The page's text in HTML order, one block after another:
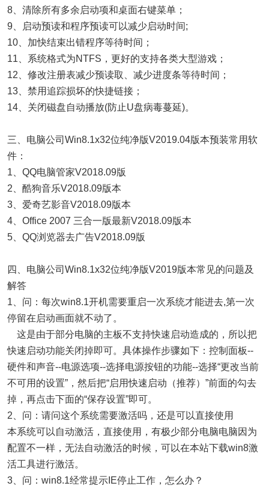
8、清除所有多余启动项和桌面右键菜单；
9、启动预读和程序预读可以减少启动时间;
10、加快结束出错程序等待时间；
11、系统格式为NTFS，更好的支持各类大型游戏；
12、修改注册表减少预读取、减少进度条等待时间；
13、禁用追踪损坏的快捷链接；
14、关闭磁盘自动播放(防止U盘病毒蔓延)。
三、电脑公司Win8.1x32位纯净版V2019.04版本预装常用软
件：
1、QQ电脑管家V2018.09版
2、酷狗音乐V2018.09版本
3、爱奇艺影音V2018.09版本
4、Office 2007 三合一版最新V2018.09版本
5、QQ浏览器去广告V2018.09版
四、电脑公司Win8.1x32位纯净版V2019版本常见的问题及
解答
1、问：每次win8.1开机需要重启一次系统才能进去,第一次
停留在启动画面就不动了。
这是由于部分电脑的主板不支持快速启动造成的，所以把
快速启动功能关闭掉即可。具体操作步骤如下：控制面板--
硬件和声音--电源选项--选择电源按钮的功能--选择“更改当前
不可用的设置”，然后把“启用快速启动（推荐）”前面的勾去
掉，再点击下面的“保存设置”即可。
2、问：请问这个系统需要激活吗，还是可以直接使用
本系统可以自动激活，直接使用，有极少部分电脑电脑因为
配置不一样，无法自动激活的时候，可以在本站下载win8激
活工具进行激活。
3、问：win8.1经常提示IE停止工作，怎么办？